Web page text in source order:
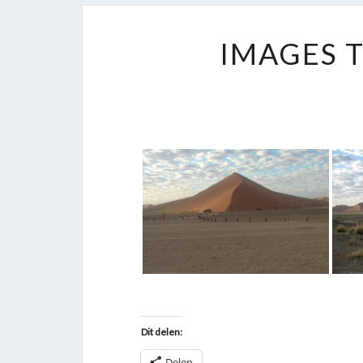
IMAGES
Dit delen: